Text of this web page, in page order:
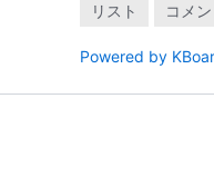
リスト コメ
Powered by